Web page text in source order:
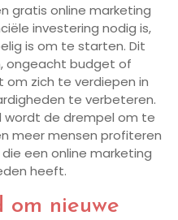
gratis online marketing
investering nodig is,
is om te starten. Dit
ongeacht budget of
om zich te verdiepen in
te verbeteren.
wordt de drempel om te
meer mensen profiteren
een online marketing
heeft.
om nieuwe